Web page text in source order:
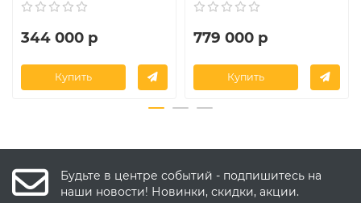
344 000 р
Купить
779 000 р
Купить
Будьте в центре событий - подпишитесь на
наши новости! Новинки, скидки, акции.